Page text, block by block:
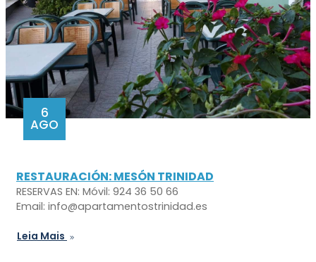
6
AGO
RESTAURACIÓN: MESÓN TRINIDAD
RESERVAS EN: Móvil: 924 36 50 66
Email: info@apartamentostrinidad.es
Leia Mais